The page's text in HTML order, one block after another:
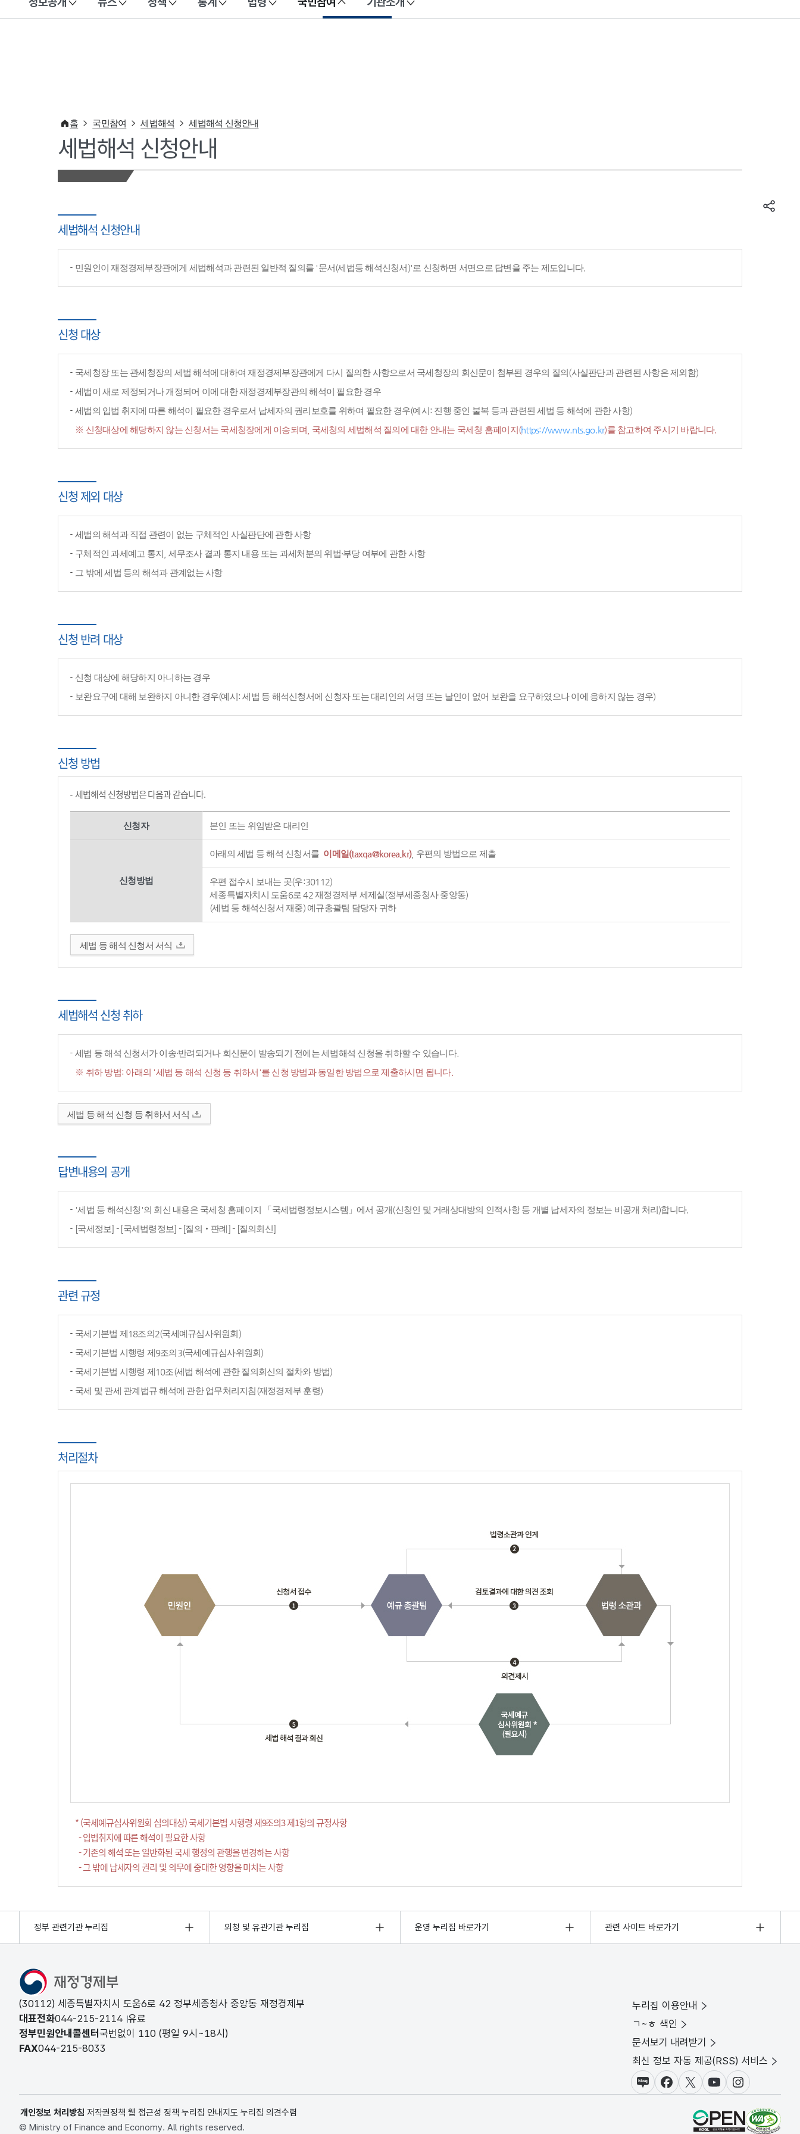
이 누리집은 대한민국 공식 전자정부 누리집입니다.
홈 국민참여 세법해석 세법해석 신청안내
세법해석 신청안내
세법해석 신청안내
민원인이 재정경제부장관에게 세법해석과 관련된 일반적 질의를 '문서(세법등 해석신청서)'로 신청하면 서면으로 답변을 주는 제도입니다.
신청 대상
국세청장 또는 관세청장의 세법 해석에 대하여 재정경제부장관에게 다시 질의한 사항으로서 국세청장의 회신문이 첨부된 경우의 질의(사실판단과 관련된 사항은 제외함)
세법이 새로 제정되거나 개정되어 이에 대한 재정경제부장관의 해석이 필요한 경우
세법의 입법 취지에 따른 해석이 필요한 경우로서 납세자의 권리보호를 위하여 필요한 경우(예시: 진행 중인 불복 등과 관련된 세법 등 해석에 관한 사항)
※ 신청대상에 해당하지 않는 신청서는 국세청장에게 이송되며, 국세청의 세법해석 질의에 대한 안내는 국세청 홈페이지(https://www.nts.go.kr)를 참고하여 주시기 바랍니다.
신청 제외 대상
세법의 해석과 직접 관련이 없는 구체적인 사실판단에 관한 사항
구체적인 과세예고 통지, 세무조사 결과 통지 내용 또는 과세처분의 위법·부당 여부에 관한 사항
그 밖에 세법 등의 해석과 관계없는 사항
신청 반려 대상
신청 대상에 해당하지 아니하는 경우
보완요구에 대해 보완하지 아니한 경우(예시: 세법 등 해석신청서에 신청자 또는 대리인의 서명 또는 날인이 없어 보완을 요구하였으나 이에 응하지 않는 경우)
신청 방법
세법해석 신청방법은 다음과 같습니다.
신청자 본인 또는 위임받은 대리인
신청방법
아래의 세법 등 해석 신청서를 이메일(taxqa@korea.kr), 우편의 방법으로 제출
우편 접수시 보내는 곳(우:30112)
세종특별자치시 도움6로 42 재정경제부 세제실(정부세종청사 중앙동)
(세법 등 해석신청서 재중) 예규총괄팀 담당자 귀하
세법 등 해석 신청서 서식
세법해석 신청 취하
세법 등 해석 신청서가 이송·반려되거나 회신문이 발송되기 전에는 세법해석 신청을 취하할 수 있습니다.
※ 취하 방법: 아래의 '세법 등 해석 신청 등 취하서'를 신청 방법과 동일한 방법으로 제출하시면 됩니다.
세법 등 해석 신청 등 취하서 서식
답변내용의 공개
'세법 등 해석신청'의 회신 내용은 국세청 홈페이지 「국세법령정보시스템」에서 공개(신청인 및 거래상대방의 인적사항 등 개별 납세자의 정보는 비공개 처리)합니다.
[국세정보] - [국세법령정보] - [질의‧판례] - [질의회신]
관련 규정
국세기본법 제18조의2(국세예규심사위원회)
국세기본법 시행령 제9조의3(국세예규심사위원회)
국세기본법 시행령 제10조(세법 해석에 관한 질의회신의 절차와 방법)
국세 및 관세 관계법규 해석에 관한 업무처리지침(재정경제부 훈령)
처리절차
* (국세예규심사위원회 심의대상) 국세기본법 시행령 제9조의3 제1항의 규정사항
- 입법취지에 따른 해석이 필요한 사항
- 기존의 해석 또는 일반화된 국세 행정의 관행을 변경하는 사항
- 그 밖에 납세자의 권리 및 의무에 중대한 영향을 미치는 사항
정부 관련기관 누리집 외청 및 유관기관 누리집 운영 누리집 바로가기 관련 사이트 바로가기
(30112) 세종특별자치시 도움6로 42 정부세종청사 중앙동 재정경제부
대표전화044-215-2114 유료
정부민원안내콜센터 국번없이 110 (평일 9시~18시)
FAX044-215-8033
누리집 이용안내
ㄱ~ㅎ 색인
문서보기 내려받기
최신 정보 자동 제공(RSS) 서비스
블로그페이스북X(트위터)
유튜브인스타그램
개인정보 처리방침 저작권정책 웹 접근성 정책 누리집 안내지도 누리집 의견수렴
© Ministry of Finance and Economy. All rights reserved.